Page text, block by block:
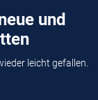
und
leicht gefallen.